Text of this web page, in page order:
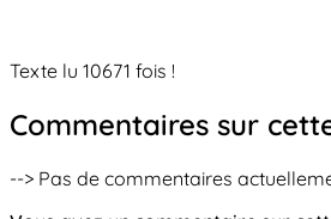
Texte lu 10671 fois !
Commentaires sur
--> Pas de commentaires